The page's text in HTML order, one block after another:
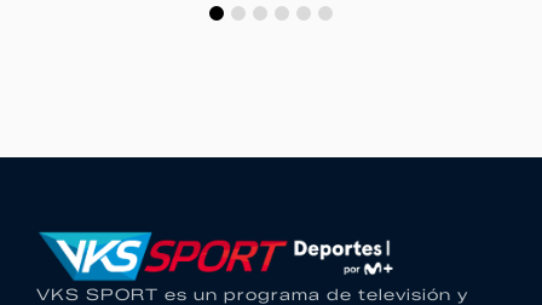
VKS SPORT es un programa de televisión y